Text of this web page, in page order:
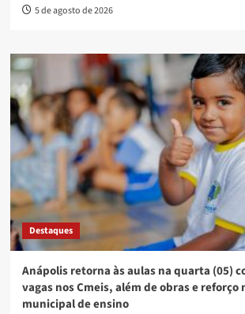
5 de agosto de 2026
Destaques
Anápolis retorna às aulas na quarta (05)
vagas nos Cmeis, além de obras e reforço
municipal de ensino